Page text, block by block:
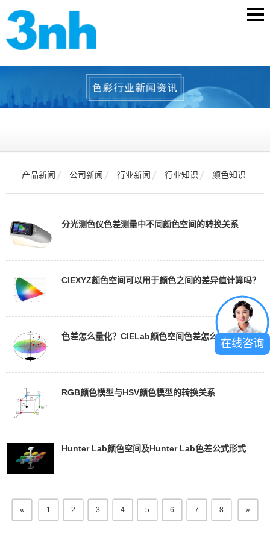
产品新闻 公司新闻 行业新闻 行业知识 颜色知识
分光测色仪色差测量中不同颜色空间的转换关系
CIEXYZ颜色空间可以用于颜色之间的差异值计算吗？
色差怎么量化？CIELab颜色空间色差怎么计算？
RGB颜色模型与HSV颜色模型的转换关系
Hunter Lab颜色空间及Hunter Lab色差公式形式
« 1 2 3 4 5 6 7 8 »
在线咨询